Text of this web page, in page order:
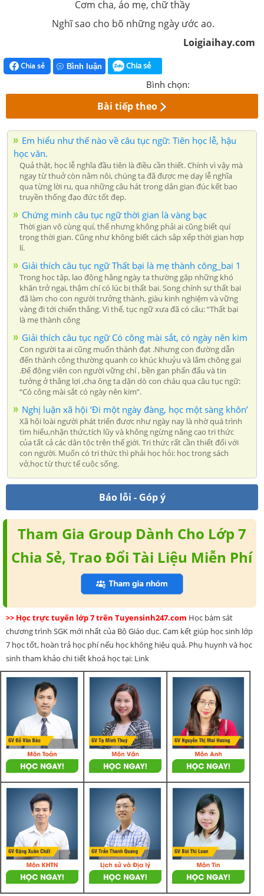
Cơm cha, áo mẹ, chữ thầy
Nghĩ sao cho bõ những ngày ước ao.
Loigiaihay.com
Chia sẻ Bình luận Chia sẻ
Bình chọn:
Bài tiếp theo
Em hiểu như thế nào về câu tục ngữ: Tiên học lễ, hậu
học văn.
Quả thật, học lễ nghĩa đầu tiên là điều cần thiết. Chính vì vậy mà
ngay từ thuở còn nằm nôi, chúng ta đã được mẹ dạy lễ nghĩa
qua từng lời ru, qua những câu hát trong dân gian đúc kết bao
truyền thống đạo đức tốt đẹp.
Chứng minh câu tục ngữ thời gian là vàng bạc
Thời gian vô cùng quí, thế nhưng không phải ai cũng biết quí
trọng thời gian. Cũng như không biết cách sắp xếp thời gian hợp
lí.
Giải thích câu tục ngữ Thất bại là mẹ thành công_bai 1
Trong học tập, lao động hằng ngày ta thường gặp những khó
khăn trở ngại, thậm chí có lúc bị thất bại. Song chính sự thất bại
đã làm cho con người trưởng thành, giàu kinh nghiệm và vững
vàng đi tới chiến thắng. Vì thế, tục ngữ xưa đã có câu: “Thất bại
là mẹ thành công
Giải thích câu tục ngữ Có công mài sắt, có ngày nên kim
Con người ta ai cũng muốn thành đạt .Nhưng con đường dẫn
đến thành công thường quanh co khúc khuỷu và lắm chông gai
.Để động viên con người vững chí , bền gan phấn đấu và tin
tưởng ở thắng lợi ,cha ông ta dặn dò con cháu qua câu tục ngữ:
“Có công mài sắt có ngày nên kim”.
Nghị luận xã hội ‘Đi một ngày đàng, học một sàng khôn’
Xã hội loài người phát triển được như ngày nay là nhờ quá trình
tìm hiểu,nhận thức,tích lũy và không ngừng nâng cao tri thức
của tất cả các dân tộc trên thế giới. Tri thức rất cần thiết đối với
con người. Muốn có tri thức thì phải học hỏi: học trong sách
vở,học từ thực tế cuộc sống.
Báo lỗi - Góp ý
Tham Gia Group Dành Cho Lớp 7
Chia Sẻ, Trao Đổi Tài Liệu Miễn Phí
>> Học trực tuyến lớp 7 trên Tuyensinh247.com Học bám sát
chương trình SGK mới nhất của Bộ Giáo dục. Cam kết giúp học sinh lớp
7 học tốt, hoàn trả học phí nếu học không hiệu quả. Phụ huynh và học
sinh tham khảo chi tiết khoá học tại: Link